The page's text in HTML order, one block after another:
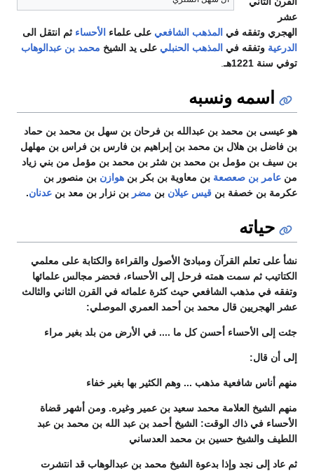
عشر
الهجري وتفقه في المذهب الشافعي على علماء الأحساء ثم انتقل الى
الدرعية وتفقه في المذهب الحنبلي على يد الشيخ محمد بن عبدالوهاب
توفي سنة 1221هـ
.
اسمه ونسبه
هو عیسی بن محمد بن عبدالله بن فرحان بن سهل بن محمد بن حماد
بن فاضل بن هلال بن محمد بن إبراهيم بن فارس بن فراس بن مهلهل
بن سيف بن مؤمل بن محمد بن شثر بن محمد بن مؤمل من بني زياد
من عامر بن صعصعة بن معاوية بن بكر بن هوازن بن منصور بن
عكرمة بن خصفة بن قيس عيلان بن مضر بن نزار بن معد بن عدنان.
حياته
نشأ على تعلم القرآن ومبادئ الأصول والقراءة والكتابة على معلمي
الكتاتيب ثم سمت همته فرحل إلى الأحساء، فحضر مجالس علمائها
وتفقه في مذهب الشافعي حيث كثرة علمائه في القرن الثاني والثالث
عشر الهجريين قال محمد بن أحمد العمري الموصلي:
جئت إلى الأحساء أحسن كل ما .... في الأرض من بلد بغیر مراء
إلى أن قال:
منهم أناس شافعية مذهب ... وهم الكثير بها بغير خفاء
منهم الشيخ العلامة محمد سعيد بن عمير وغيره. ومن أشهر قضاة
الأحساء في ذاك الوقت: الشيخ أحمد بن عبد الله بن محمد بن عبد
اللطيف والشيخ حسين بن محمد العدساني
ثم عاد إلى نجد وإذا بدعوة الشيخ محمد بن عبدالوهاب قد انتشرت